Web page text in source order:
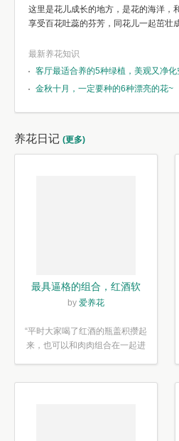
这里是花儿成长的地方，是花的海洋，
享受百花吐蕊的芬芳，同花儿一起茁壮
最新养花知识
客厅最适合养的5种绿植，美观又净化
金秋十月，一定要种的6种漂亮的花~
养花日记 (更多)
最具逼格的组合，红酒软
木塞diy多肉植物盆栽
by 爱养花
“平时大家喝了红酒的瓶盖积攒起
来，也可以和肉肉组合在一起进